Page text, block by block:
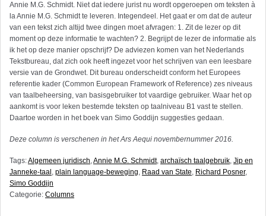
Annie M.G. Schmidt. Niet dat iedere jurist nu wordt opgeroepen om teksten à
la Annie M.G. Schmidt te leveren. Integendeel. Het gaat er om dat de auteur
van een tekst zich altijd twee dingen moet afvragen: 1. Zit de lezer op dit
moment op deze informatie te wachten? 2. Begrijpt de lezer de informatie als
ik het op deze manier opschrijf? De adviezen komen van het Nederlands
Tekstbureau, dat zich ook heeft ingezet voor het schrijven van een leesbare
versie van de Grondwet. Dit bureau onderscheidt conform het Europees
referentie kader (Common European Framework of Reference) zes niveaus
van taalbeheersing, van basisgebruiker tot vaardige gebruiker. Waar het op
aankomt is voor leken bestemde teksten op taalniveau B1 vast te stellen.
Daartoe worden in het boek van Simo Goddijn suggesties gedaan.
Deze column is verschenen in het Ars Aequi novembernummer 2016.
Tags:Algemeen juridisch,Annie M.G. Schmidt, archaïsch taalgebruik, Jip en
Janneke-taal , plain language-beweging, Raad van State, Richard Posner,
Simo Goddijn
Categorie: Columns